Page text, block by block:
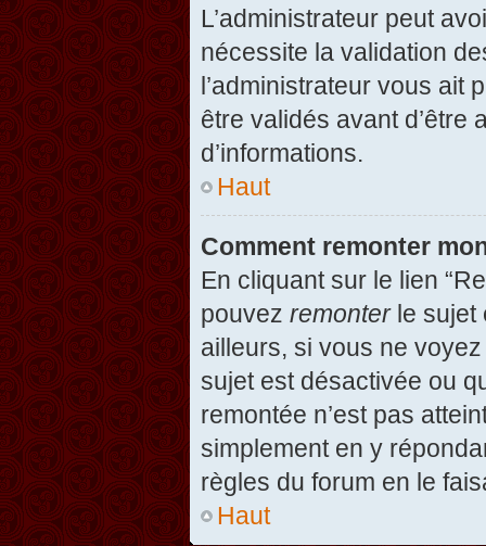
L’administrateur peut
nécessite la validation
l’administrateur vous ait
être validés avant d’être
d’informations.
Haut
Comment remonter
En cliquant sur le lien
pouvez remonterle sujet
ailleurs, si vous ne
sujet est désactivée ou
remontée n’est pas
simplement en y
règles du forum en le
Haut